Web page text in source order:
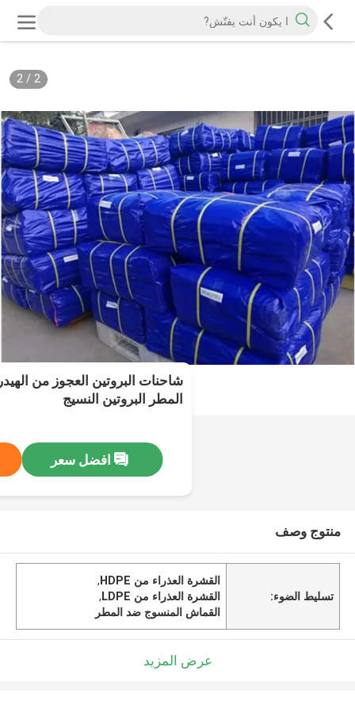
2
/
2
شاحنات البروتين العجوز من
المطر البروتين النسيج
افضل سعر
منتوج وصف
تسليط الضوء:
القشرة العذراء من HDPE
,
القشرة العذراء من LDPE
,
القماش المنسوج ضد المطر
عرض المزيد